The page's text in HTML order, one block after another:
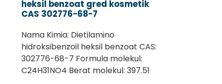
heksil benzoat gred kosmetik
CAS 302776-68-7
Nama Kimia: Dietilamino
hidroksibenzoil heksil benzoat CAS:
302776-68-7 Formula molekul:
C24H31NO4 Berat molekul: 397.51